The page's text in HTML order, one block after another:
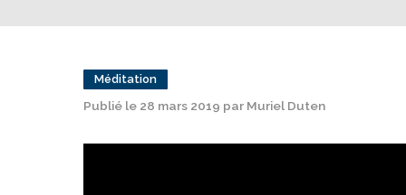
Méditation
Publié le 28 mars 2019 par Muriel Duten